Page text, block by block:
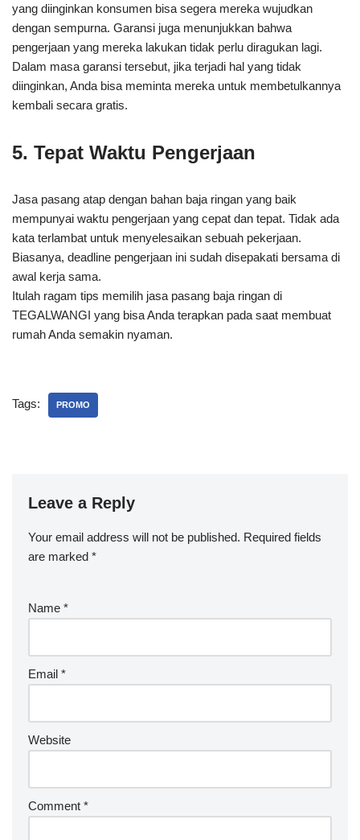
yang diinginkan konsumen bisa segera mereka wujudkan
dengan sempurna. Garansi juga menunjukkan bahwa
pengerjaan yang mereka lakukan tidak perlu diragukan lagi.
Dalam masa garansi tersebut, jika terjadi hal yang tidak
diinginkan, Anda bisa meminta mereka untuk membetulkannya
kembali secara gratis.
5. Tepat Waktu Pengerjaan
Jasa pasang atap dengan bahan baja ringan yang baik
mempunyai waktu pengerjaan yang cepat dan tepat. Tidak ada
kata terlambat untuk menyelesaikan sebuah pekerjaan.
Biasanya, deadline pengerjaan ini sudah disepakati bersama di
awal kerja sama.
Itulah ragam tips memilih jasa pasang baja ringan di
TEGALWANGI yang bisa Anda terapkan pada saat membuat
rumah Anda semakin nyaman.
Tags: PROMO
Leave a Reply
Your email address will not be published. Required fields
are marked *
Name *
Email *
Website
Comment *